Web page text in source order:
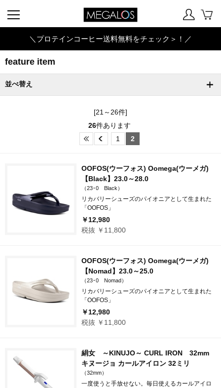
＼プロテインコーヒー送料無料をチェック＞！／
feature item
並べ替え
[21～26件]
26件あります
1
2
OOFOS(ウーフォス) Oomega(ウーメガ)
【Black】23.0～28.0
（23･0 Black）
リカバリーシューズのパイオニアとして生まれた
「OOFOS」
￥12,980
税抜 ￥11,800
OOFOS(ウーフォス) Oomega(ウーメガ)
【Nomad】23.0～25.0
（23･0 Nomad）
リカバリーシューズのパイオニアとして生まれた
「OOFOS」
￥12,980
税抜 ￥11,800
絹女 ～KINUJO～ CURL IRON 32mm
キヌージョ カールアイロン 32ミリ
（32mm）
一度使うと手放せない。毎日使えるカールアイロ